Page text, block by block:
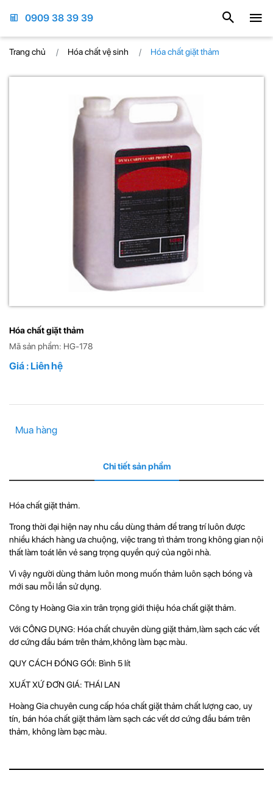
0909 38 39 39
Trang chủ Hóa chất vệ sinh Hóa chất giặt thảm
Hóa chất giặt thảm
Mã sản phẩm: HG-178
Giá : Liên hệ
Mua hàng
Chi tiết sản phẩm
Hóa chất giặt thảm.
Trong thời đại hiện nay nhu cầu dùng thảm để trang trí luôn được
nhiều khách hàng ưa chuộng, việc trang trì thảm trong không gian nội
thất làm toát lên vẻ sang trọng quyền quý của ngôi nhà.
Vì vậy người dùng thảm luôn mong muốn thảm luôn sạch bóng và
mới sau mỗi lần sử dụng.
Công ty Hoàng Gia xin trân trọng giới thiệu hóa chất giặt thảm.
Với CÔNG DỤNG: Hóa chất chuyên dùng giặt thảm,làm sạch các vết
dơ cứng đầu bám trên thảm,không làm bạc màu.
QUY CÁCH ĐÓNG GÓI: Bình 5 lít
XUẤT XỨ ĐƠN GIÁ: THÁI LAN
Hoàng Gia chuyên cung cấp hóa chất giặt thảm chất lượng cao, uy
tín, bán hóa chất giặt thảm làm sạch các vết dơ cứng đầu bám trên
thảm, không làm bạc màu.